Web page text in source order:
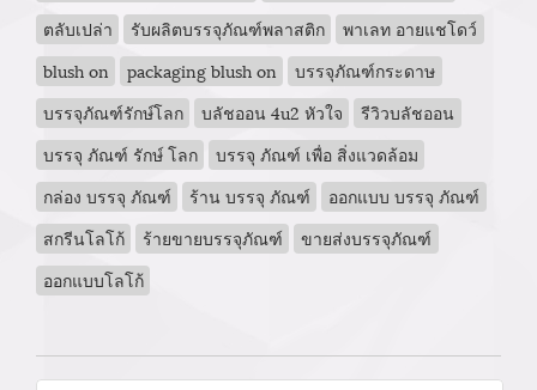
ตลับเปล่า
รับผลิตบรรจุภัณฑ์พลาสติก
พาเลท อายแชโดว์
blush on
packaging blush on
บรรจุภัณฑ์กระดาษ
บรรจุภัณฑ์รักษ์โลก
บลัชออน 4u2 หัวใจ
รีวิวบลัชออน
บรรจุ ภัณฑ์ รักษ์ โลก
บรรจุ ภัณฑ์ เพื่อ สิ่งแวดล้อม
กล่อง บรรจุ ภัณฑ์
ร้าน บรรจุ ภัณฑ์
ออกแบบ บรรจุ ภัณฑ์
สกรีนโลโก้
ร้ายขายบรรจุภัณฑ์
ขายส่งบรรจุภัณฑ์
ออกแบบโลโก้